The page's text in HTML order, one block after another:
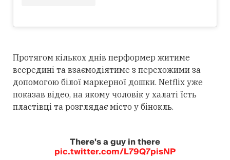
Протягом кількох днів перформер житиме
всередині та взаємодіятиме з перехожими за
допомогою білої маркерної дошки. Netflix уже
показав відео, на якому чоловік у халаті їсть
пластівці та розглядає місто у бінокль.
There's a guy in there
pic.twitter.com/L79Q7pisNP